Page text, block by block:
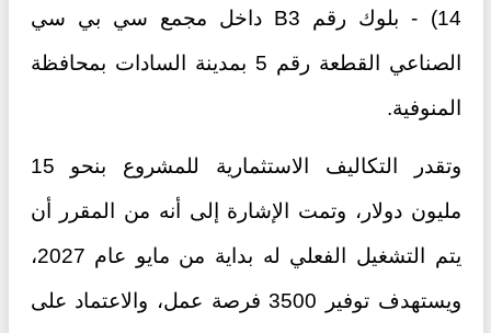
14) - بلوك رقم B3 داخل مجمع سي بي سي
الصناعي القطعة رقم 5 بمدينة السادات بمحافظة
المنوفية.
وتقدر التكاليف الاستثمارية للمشروع بنحو 15
مليون دولار، وتمت الإشارة إلى أنه من المقرر أن
يتم التشغيل الفعلي له بداية من مايو عام 2027،
ويستهدف توفير 3500 فرصة عمل، والاعتماد على